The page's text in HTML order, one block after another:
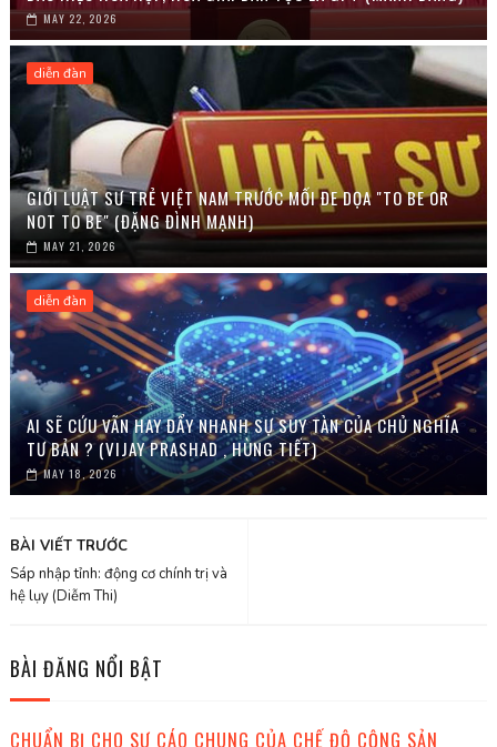
MAY 22, 2026
diễn đàn
GIỚI LUẬT SƯ TRẺ VIỆT NAM TRƯỚC MỐI ĐE DỌA "TO BE OR
NOT TO BE" (ĐẶNG ĐÌNH MẠNH)
MAY 21, 2026
diễn đàn
AI SẼ CỨU VÃN HAY ĐẨY NHANH SỰ SUY TÀN CỦA CHỦ NGHĨA
TƯ BẢN ? (VIJAY PRASHAD , HÙNG TIẾT)
MAY 18, 2026
BÀI VIẾT TRƯỚC
Sáp nhập tỉnh: động cơ chính trị và
hệ lụy (Diễm Thi)
BÀI ĐĂNG NỔI BẬT
CHUẨN BỊ CHO SỰ CÁO CHUNG CỦA CHẾ ĐỘ CỘNG SẢN